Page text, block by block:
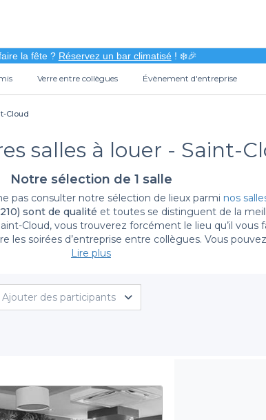
la fête ? Réservez un bar climatisé! ❄️🎉
Verre entre collègues Évènement d'entreprise
Cloud
salles à louer - Saint-
Notre sélection de 1 salle
pas consulter notre sélection de lieux parmi nos
sont de qualité et toutes se distinguent de la
Cloud, vous trouverez forcément le lieu qu’il vous
les soirées d’entreprise entre collègues. Vous
à Saint-Cloud (92210)
Lire plus
Ajouter des participants